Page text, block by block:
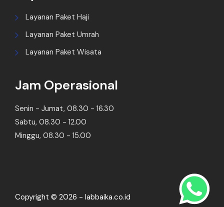
Layanan Paket Haji
Layanan Paket Umrah
Layanan Paket Wisata
Jam Operasional
Senin - Jumat, 08.30 - 16.30
Sabtu, 08.30 - 12.00
Minggu, 08.30 - 15.00
Copyright © 2026 - labbaika.co.id